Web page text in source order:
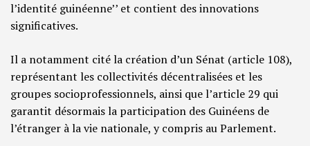
l’identité guinéenne’’ et contient des innovations
significatives.
Il a notamment cité la création d’un Sénat (article 108),
représentant les collectivités décentralisées et les
groupes socioprofessionnels, ainsi que l’article 29 qui
garantit désormais la participation des Guinéens de
l’étranger à la vie nationale, y compris au Parlement.